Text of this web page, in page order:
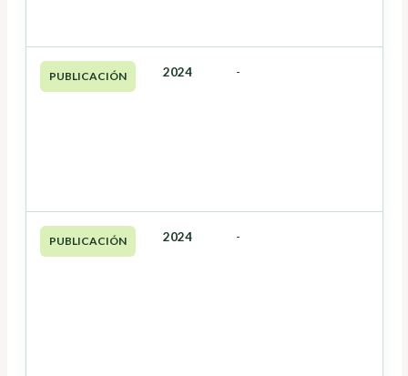
PUBLICACIÓN 2024 -
PUBLICACIÓN 2024 -